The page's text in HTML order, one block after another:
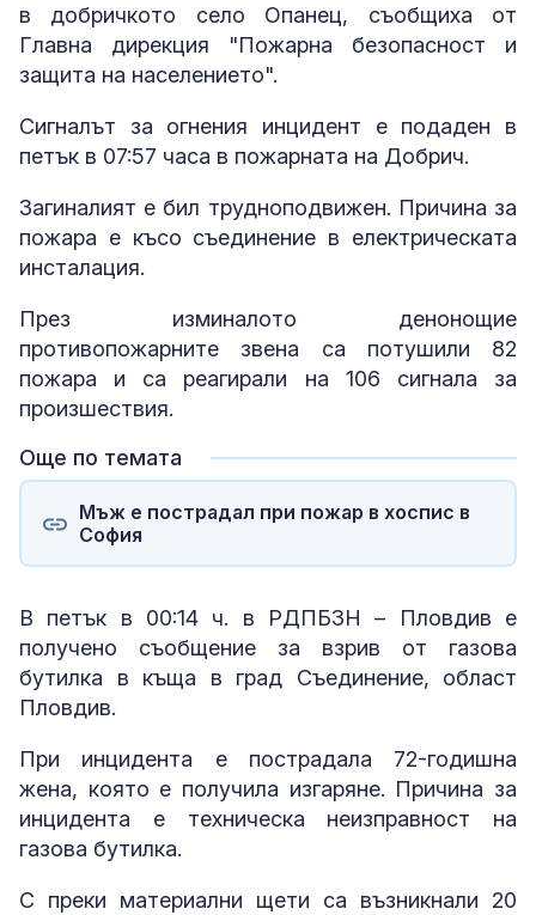
в добричкото село Опанец, съобщиха от
Главна дирекция "Пожарна безопасност и
защита на населението".
Сигналът за огнения инцидент е подаден в
петък в 07:57 часа в пожарната на Добрич.
Загиналият е бил трудноподвижен. Причина за
пожара е късо съединение в електрическата
инсталация.
През изминалото денонощие
противопожарните звена са потушили 82
пожара и са реагирали на 106 сигнала за
произшествия.
Още по темата
Мъж е пострадал при пожар в хоспис в
София
В петък в 00:14 ч. в РДПБЗН – Пловдив е
получено съобщение за взрив от газова
бутилка в къща в град Съединение, област
Пловдив.
При инцидента е пострадала 72-годишна
жена, която е получила изгаряне. Причина за
инцидента е техническа неизправност на
газова бутилка.
С преки материални щети са възникнали 20